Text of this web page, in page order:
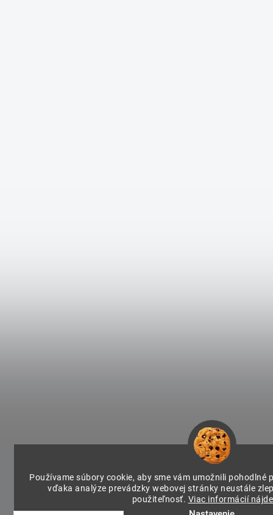
Používame súbory cookie, aby sme vám umožnili pohodlné
vďaka analýze prevádzky webovej stránky neustále
použiteľnosť. Viac informácií